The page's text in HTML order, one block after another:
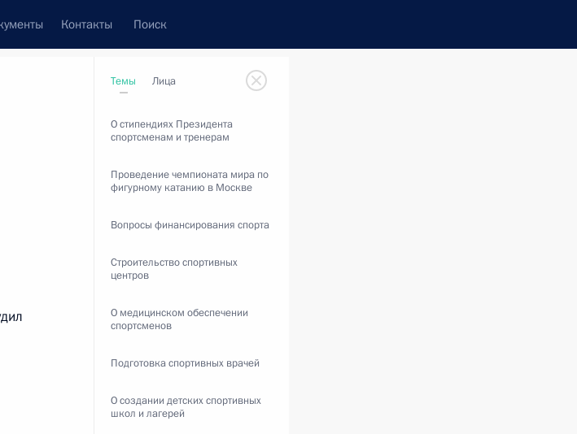
Контакты Поиск
Все персоны
Подписаться на ленту
Темы
О стипендиях Президента
спортсменам и тренерам
Проведение чемпионата мира по
фигурному катанию в Москве
Вопросы финансирования спорта
Строительство спортивных
центров
О медицинском обеспечении
спортсменов
Подготовка спортивных врачей
О создании детских спортивных
школ и лагерей
Лица